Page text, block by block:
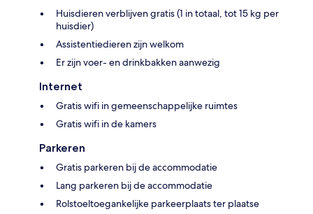
Huisdieren verblijven gratis (1 in totaal, tot 15 kg per
huisdier)
Assistentiedieren zijn welkom
Er zijn voer- en drinkbakken aanwezig
Internet
Gratis wifi in gemeenschappelijke ruimtes
Gratis wifi in de kamers
Parkeren
Gratis parkeren bij de accommodatie
Lang parkeren bij de accommodatie
Rolstoeltoegankelijke parkeerplaats ter plaatse